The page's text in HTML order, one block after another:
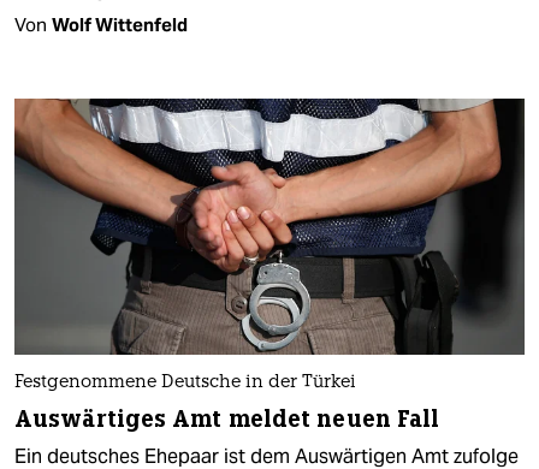
Von Wolf Wittenfeld
Festgenommene Deutsche in der Türkei
Auswärtiges Amt meldet neuen Fall
Ein deutsches Ehepaar ist dem Auswärtigen Amt zufolge